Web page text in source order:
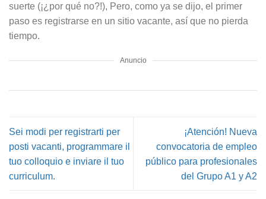
suerte (¡¿por qué no?!), Pero, como ya se dijo, el primer
paso es registrarse en un sitio vacante, así que no pierda
tiempo.
Anuncio
Sei modi per registrarti per
posti vacanti, programmare il
tuo colloquio e inviare il tuo
curriculum.
¡Atención! Nueva
convocatoria de empleo
público para profesionales
del Grupo A1 y A2